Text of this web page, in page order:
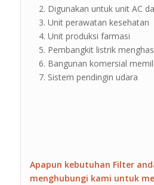
Digunakan untuk unit AC
Unit perawatan kesehatan
Unit produksi farmasi
Pembangkit listrik
Bangunan komersial
Sistem pendingin udara
Apapun kebutuhan Filter
menghubungi kami untuk